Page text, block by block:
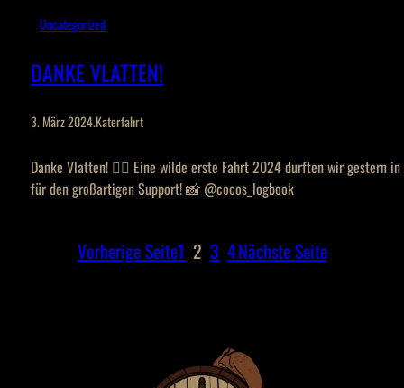
Uncategorized
DANKE VLATTEN!
3. März 2024.Katerfahrt
Danke Vlatten! 🏴‍☠️ Eine wilde erste Fahrt 2024 durften wir gestern
für den großartigen Support! 📸 @cocos_logbook
Vorherige Seite1 2 3 4Nächste Seite